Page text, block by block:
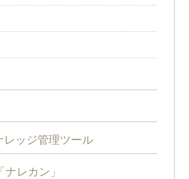
レッジ管理ツール
レカン」